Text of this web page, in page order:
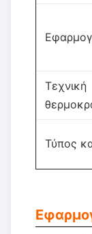
Τεχνική
Τύπος